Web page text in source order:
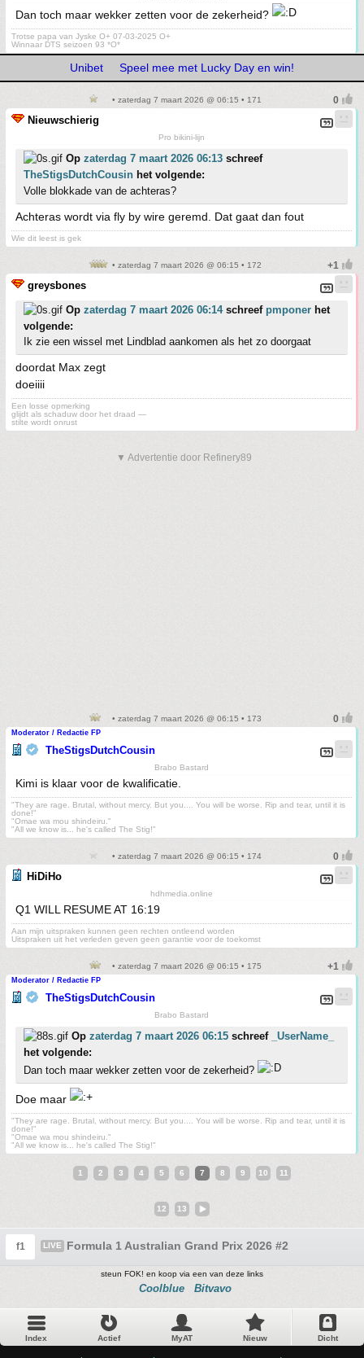
Dan toch maar wekker zetten voor de zekerheid?
Trotse papa van Jyske O+ 07-03-2025 O+
Winnaar DTS seizoen 93 *O*
Unibet Speel mee met Lucky Day en win!
• zaterdag 7 maart 2026 @ 06:15 • 171
Nieuwschierig
Pro bikini-lijn
Op zaterdag 7 maart 2026 06:13 schreef
TheStigsDutchCousin het volgende:
Volle blokkade van de achteras?
Achteras wordt via fly by wire geremd. Dat gaat dan fout
Wie dit leest is gek
• zaterdag 7 maart 2026 @ 06:15 • 172
greysbones
Op zaterdag 7 maart 2026 06:14schreef pmponer het
volgende:
Ik zie een wissel met Lindblad aankomen als het zo doorgaat
doordat Max zegt
doeiiii
Een losse opmerking
glijdt als schaduw door het draad —
stilte wordt onrust
▼ Advertentie door Refinery89
• zaterdag 7 maart 2026 @ 06:15 • 173
Moderator / Redactie FP
TheStigsDutchCousin
Brabo Bastard
Kimi is klaar voor de kwalificatie.
"They are rage. Brutal, without mercy. But you.... You will be worse. Rip and tear, until it is
done!"
"Omae wa mou shindeiru."
"All we know is... he's called The Stig!"
• zaterdag 7 maart 2026 @ 06:15 • 174
HiDiHo
hdhmedia.online
Q1 WILL RESUME AT 16:19
Aan mijn uitspraken kunnen geen rechten ontleend worden
Uitspraken uit het verleden geven geen garantie voor de toekomst
• zaterdag 7 maart 2026 @ 06:15 • 175
Moderator / Redactie FP
TheStigsDutchCousin
Brabo Bastard
Op zaterdag 7 maart 2026 06:15 schreef
_UserName_
het volgende:
Dan toch maar wekker zetten voor de zekerheid?
Doe maar
"They are rage. Brutal, without mercy. But you.... You will be worse. Rip and tear, until it is
done!"
"Omae wa mou shindeiru."
"All we know is... he's called The Stig!"
1 2 3 4 5 6 7 8 9 10 11
12 13
f1 LIVE Formula 1 Australian Grand Prix 2026 #2
steun FOK! en koop via een van deze links
Coolblue Bitvavo
Index Actief MyAT Nieuw Dicht